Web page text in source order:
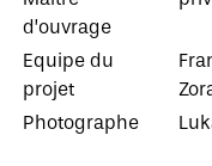
d’ouvrage
Equipe du
projet
Photographe